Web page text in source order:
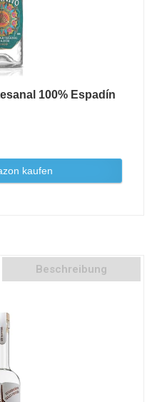
100% Espadín
kaufen
Beschreibung